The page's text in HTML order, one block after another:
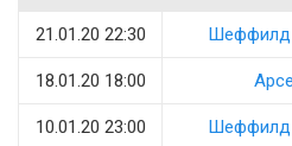
21.01.20 22:30 Шеффилд
18.01.20 18:00
10.01.20 23:00 Шеффилд